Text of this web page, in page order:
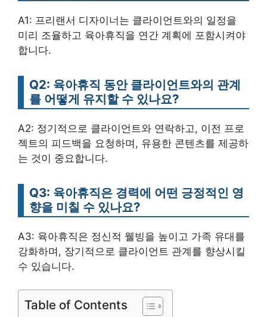
A1: 프리랜서 디자이너는 클라이언트와의 일정을
미리 조율하고 육아휴직을 연간 계획에 포함시켜야
합니다.
Q2: 육아휴직 동안 클라이언트와의 관계
를 어떻게 유지할 수 있나요?
A2: 정기적으로 클라이언트와 연락하고, 이전 프로
젝트의 피드백을 요청하며, 유용한 콘텐츠를 제공하
는 것이 중요합니다.
Q3: 육아휴직은 경력에 어떤 긍정적인 영
향을 미칠 수 있나요?
A3: 육아휴직은 정신적 웰빙을 높이고 가족 유대를
강화하며, 장기적으로 클라이언트 관계를 향상시킬
수 있습니다.
Table of Contents